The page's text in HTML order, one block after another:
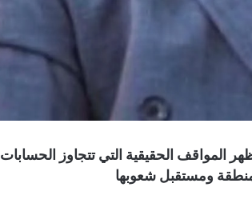
المواقف الحقيقية التي تتجاوز الحسابات
ومستقبل شعوبها